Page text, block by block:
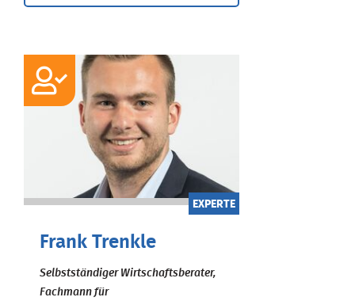
EXPERTE
Frank Trenkle
Selbstständiger Wirtschaftsberater,
Fachmann für